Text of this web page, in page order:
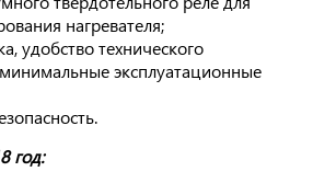
нагревателя;
удобство технического
эксплуатационные
год: